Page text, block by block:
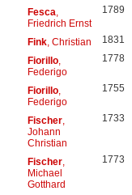
Fesca
Friedrich Ernst
1789
Fink, Christian 1831
Fiorillo,
Federigo
1778
Fiorillo,
Federigo
1755
Fischer,
Johann
Christian
1733
Fischer,
Michael
Gotthard
1773